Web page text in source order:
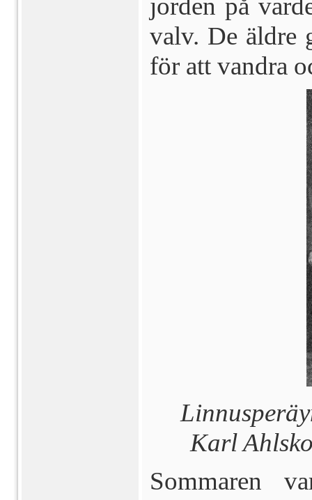
jorden på
valv. De äldre
för att vandra
Karl
Sommaren